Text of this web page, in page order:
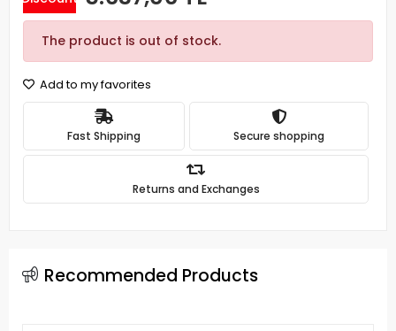
The product is out of stock.
Add to my favorites
Fast Shipping Secure shopping
Returns and Exchanges
Recommended Products